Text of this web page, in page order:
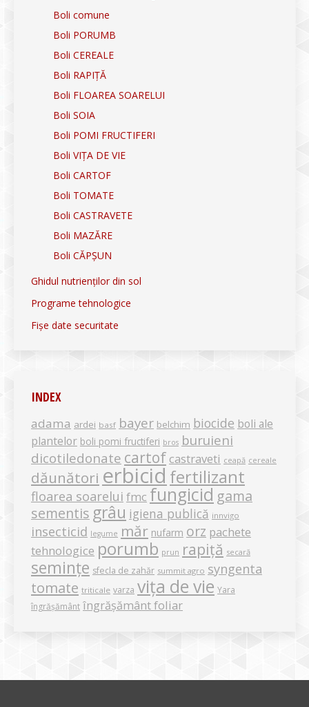
Boli comune
Boli PORUMB
Boli CEREALE
Boli RAPIȚĂ
Boli FLOAREA SOARELUI
Boli SOIA
Boli POMI FRUCTIFERI
Boli VIȚA DE VIE
Boli CARTOF
Boli TOMATE
Boli CASTRAVETE
Boli MAZĂRE
Boli CĂPȘUN
Ghidul nutrienților din sol
Programe tehnologice
Fișe date securitate
INDEX
adama ardei basf bayer belchim biocide boli ale
plantelor boli pomi fructiferi bros buruieni
dicotiledonate cartof castraveti ceapă cereale
dăunători erbicidfertilizant
floarea soarelui fmc fungicid gama
sementis grâu igiena publică innvigo
insecticid legume măr nufarm orz pachete
tehnologice porumb prun rapiță secară
semințe sfecla de zahăr summit agro syngenta
tomate triticale varza vița de vie Yara
îngrășământ îngrășământ foliar